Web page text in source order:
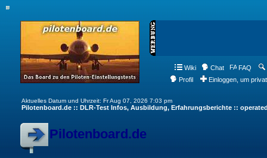
Wiki Chat FAQ
Profil
Einloggen, um
Aktuelles Datum und Uhrzeit: Fr Aug 07, 2026 7:03 pm
Pilotenboard.de :: DLR-Test Infos, Ausbildung, Erfahrungsberichte ::
Pilotenboard.de